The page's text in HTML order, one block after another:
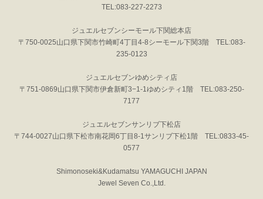
TEL:083-227-2273
ジュエルセブンシーモール下関総本店
〒750-0025山口県下関市竹崎町4丁目4-8シーモール下関3階 TEL:083-
235-0123
ジュエルセブンゆめシティ店
〒751-0869山口県下関市伊倉新町3−1-1ゆめシティ1階 TEL:083-250-
7177
ジュエルセブンサンリブ下松店
〒744-0027山口県下松市南花岡6丁目8-1サンリブ下松1階 TEL:0833-45-
0577
Shimonoseki&Kudamatsu YAMAGUCHI JAPAN
Jewel Seven Co.,Ltd.